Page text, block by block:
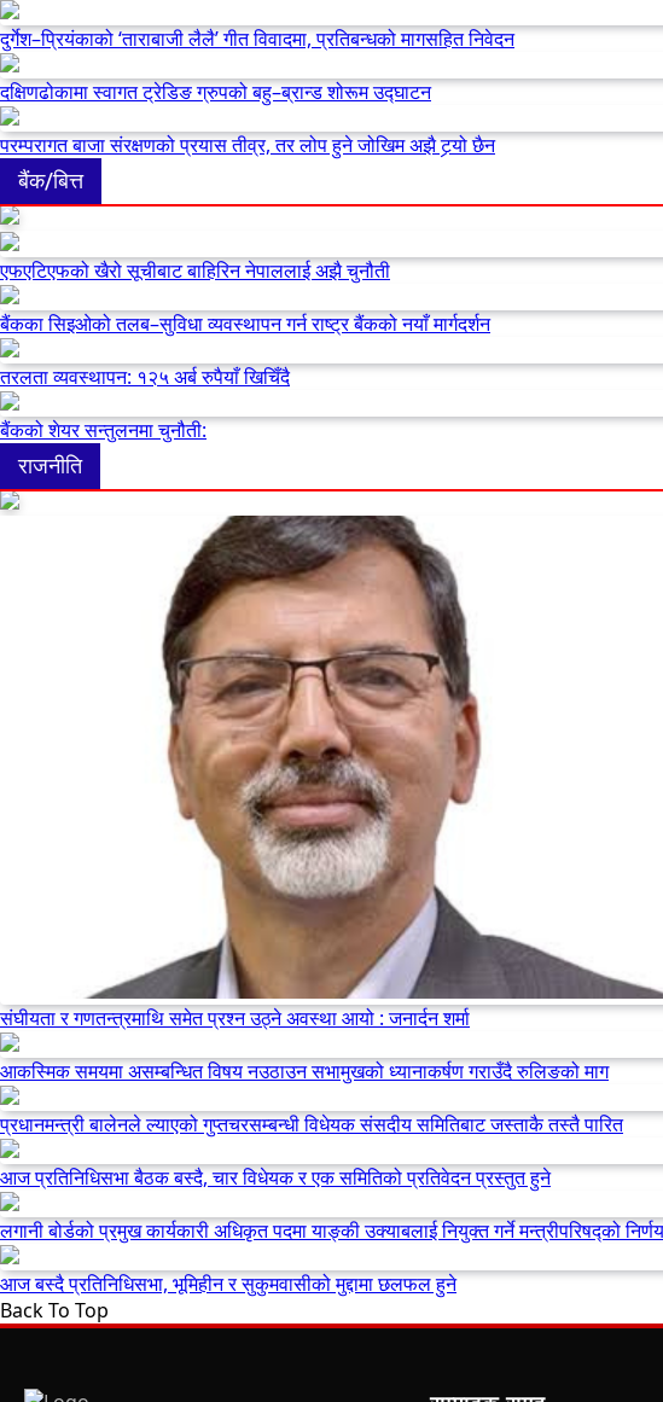
दुर्गेश–प्रियंकाको ‘ताराबाजी लैलै’ गीत विवादमा, प्रतिबन्धको मागसहित निवेदन
दक्षिणढोकामा स्वागत ट्रेडिङ ग्रुपको बहु–ब्रान्ड शोरूम उद्घाटन
परम्परागत बाजा संरक्षणको प्रयास तीव्र, तर लोप हुने जोखिम अझै टर्‍यो छैन
बैंक/बित्त
एफएटिएफको खैरो सूचीबाट बाहिरिन नेपाललाई अझै चुनौती
बैंकका सिइओको तलब–सुविधा व्यवस्थापन गर्न राष्ट्र बैंकको नयाँ मार्गदर्शन
तरलता व्यवस्थापन: १२५ अर्ब रुपैयाँ खिचिँदै
बैंकको शेयर सन्तुलनमा चुनौती:
राजनीति
संघीयता र गणतन्त्रमाथि समेत प्रश्न उठ्ने अवस्था आयो : जनार्दन शर्मा
आकस्मिक समयमा असम्बन्धित विषय नउठाउन सभामुखको ध्यानाकर्षण गराउँदै रुलिङको माग
प्रधानमन्त्री बालेनले ल्याएको गुप्तचरसम्बन्धी विधेयक संसदीय समितिबाट जस्ताकै तस्तै पारित
आज प्रतिनिधिसभा बैठक बस्दै, चार विधेयक र एक समितिको प्रतिवेदन प्रस्तुत हुने
लगानी बोर्डको प्रमुख कार्यकारी अधिकृत पदमा याङ्की उक्याबलाई नियुक्त गर्ने मन्त्रीपरिषद्को निर्णय
आज बस्दै प्रतिनिधिसभा, भूमिहीन र सुकुमवासीको मुद्दामा छलफल हुने
Back To Top